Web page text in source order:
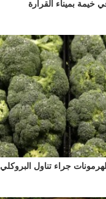
خيمة بميناء القرارة
جراء تناول البروكلي